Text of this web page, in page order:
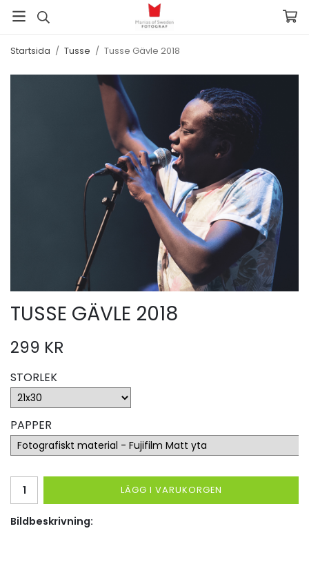
Startsida / Tusse / Tusse Gävle 2018
TUSSE GÄVLE 2018
299 KR
STORLEK
PAPPER
LÄGG I VARUKORGEN
Bildbeskrivning: